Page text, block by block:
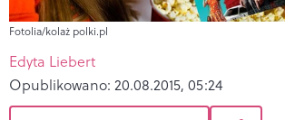
Fotolia/kolaż polki.pl
Edyta Liebert
Opublikowano: 20.08.2015, 05:24